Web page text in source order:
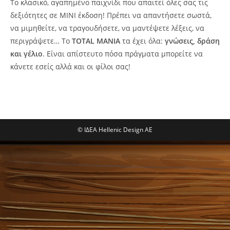
Το κλασικό, αγαπημένο παιχνίδι που απαιτεί όλες σας τις
δεξιότητες σε ΜΙΝΙ έκδοση! Πρέπει να απαντήσετε σωστά,
να μιμηθείτε, να τραγουδήσετε, να μαντέψετε λέξεις, να
περιγράψετε… Το TOTAL MANIA τα έχει όλα: γνώσεις, δράση
και γέλιο. Είναι απίστευτο πόσα πράγματα μπορείτε να
κάνετε εσείς αλλά και οι φίλοι σας!
© ΙΔΕΑ Hellenic Design AE